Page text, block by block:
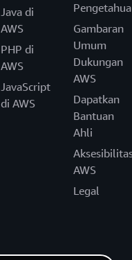
Java di
AWS
PHP di
AWS
JavaScript
di AWS
Gambaran
Umum
Dukungan
AWS
Dapatkan
Bantuan
Ahli
AWS
Legal